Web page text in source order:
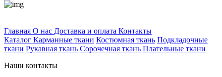
Главная О нас Доставка и оплата Контакты
Каталог Карманные ткани Костюмная ткань Подкладочные
ткани Рукавная ткань Сорочечная ткань Плательные ткани
Наши контакты